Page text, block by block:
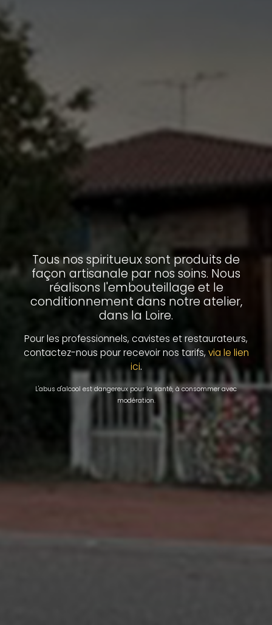
Tous nos spiritueux sont produits de
façon artisanale par nos soins. Nous
réalisons l'embouteillage et le
conditionnement dans notre atelier,
dans la Loire.
Pour les professionnels, cavistes et restaurateurs,
contactez-nous pour recevoir nos tarifs, via le lien
ici.
L'abus d'alcool est dangereux pour la santé, à consommer avec
modération.